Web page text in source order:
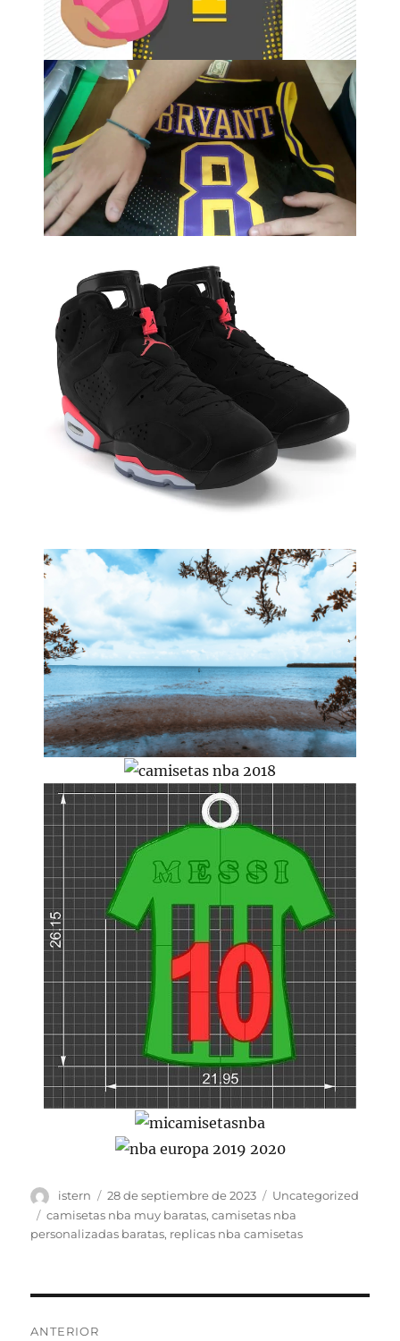
Autor
istern
Publicado
el
28 de septiembre de 2023 Categorías
Uncategorized
Etiquetas
camisetas nba muy baratas,camisetas nba
personalizadas baratas, replicas nba camisetas
ANTERIOR